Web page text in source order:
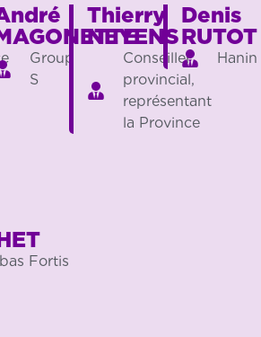
Group
S
Thierry
NEYENS
Conseiller
provincial,
représentant
la Province
Denis
RUTOT
Hanin
Fortis